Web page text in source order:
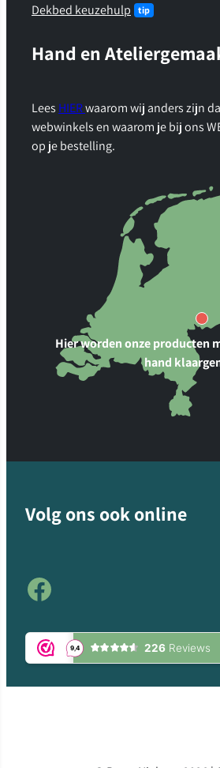
Dekbed keuzehulp
Hand en
Lees HIERwaarom wij anders zijn
webwinkels en waarom je bij ons
op je bestelling.
Hier worden onze producten
hand
Volg ons ook online
Facebook